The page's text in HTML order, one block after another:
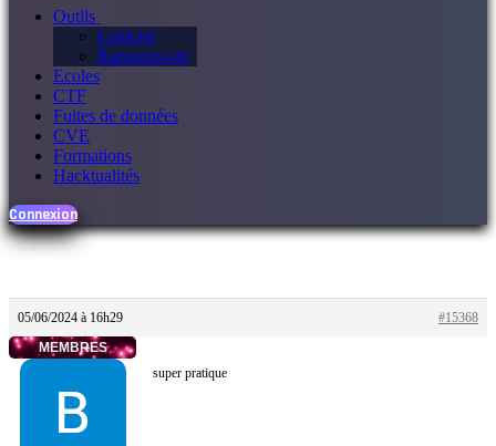
Outils
Logiciel
Ransomware
Ecoles
CTF
Fuites de données
CVE
Formations
Hacktualités
Connexion
05/06/2024 à 16h29
#15368
MEMBRES
super pratique